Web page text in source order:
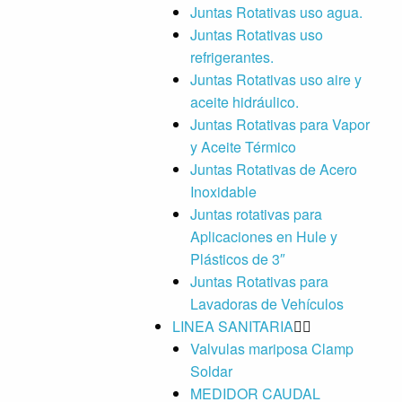
Juntas Rotativas uso agua.
Juntas Rotativas uso
refrigerantes.
Juntas Rotativas uso aire y
aceite hidráulico.
Juntas Rotativas para Vapor
y Aceite Térmico
Juntas Rotativas de Acero
Inoxidable
Juntas rotativas para
Aplicaciones en Hule y
Plásticos de 3″
Juntas Rotativas para
Lavadoras de Vehículos
LINEA SANITARIA
Valvulas mariposa Clamp
Soldar
MEDIDOR CAUDAL